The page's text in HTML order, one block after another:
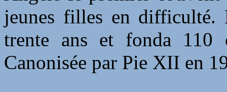
jeunes filles en difficulté.
trente ans et fonda 110
Canonisée par Pie XII en